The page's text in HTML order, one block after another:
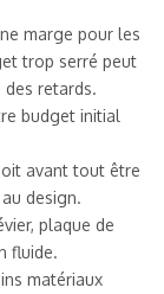
marge pour les
trop serré peut
retards.
budget initial
avant tout être
design.
plaque de
fluide.
matériaux